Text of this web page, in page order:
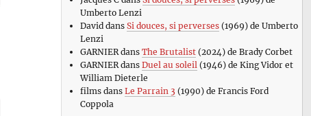
Umberto Lenzi
David dans Si douces, si perverses(1969) de Umberto
Lenzi
GARNIERdans The Brutalist(2024) de Brady Corbet
GARNIERdans Duel au soleil (1946) de King Vidor et
William Dieterle
filmsdans Le Parrain 3 (1990) de Francis Ford
Coppola